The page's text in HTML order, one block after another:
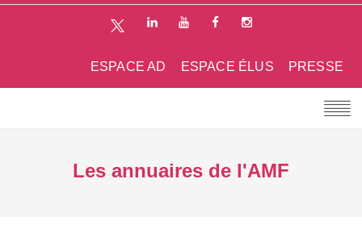
PRESSE
ESPACE ÉLUS
ESPACE AD
Les annuaires de l'AMF